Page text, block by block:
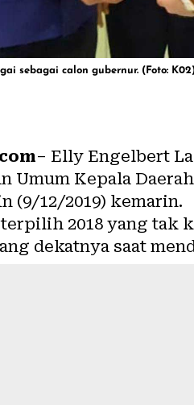
sebagai calon gubernur. (Foto:
– Elly Engelbert
Kepala
(9/12/2019) kemarin.
terpilih 2018 yang
dekatnya saat